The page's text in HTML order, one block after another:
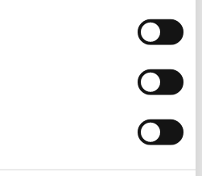
også kunne lide...